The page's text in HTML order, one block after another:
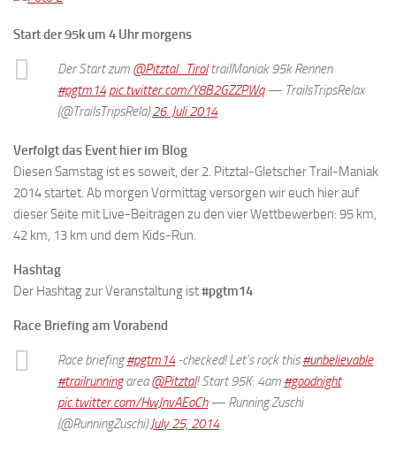
Start der 95k um 4 Uhr morgens
Der Start zum @Pitztal_TiroltrailManiak 95k Rennen
#pgtm14 pic.twitter.com/Y8B2GZZPWq— TrailsTripsRelax
(@TrailsTripsRela)26. Juli 2014
Verfolgt das Event hier im Blog
Diesen Samstag ist es soweit, der 2. Pitztal-Gletscher Trail-Maniak
2014 startet. Ab morgen Vormittag versorgen wir euch hier auf
dieser Seite mit Live-Beiträgen zu den vier Wettbewerben: 95 km,
42 km, 13 km und dem Kids-Run.
Hashtag
Der Hashtag zur Veranstaltung ist#pgtm14
Race Briefing am Vorabend
Race briefing#pgtm14-checked! Let’s rock this#unbelievable
#trailrunningarea@Pitztal! Start 95K: 4am #goodnight
pic.twitter.com/HwJnvAEoCh— Running Zuschi
(@RunningZuschi)July 25, 2014